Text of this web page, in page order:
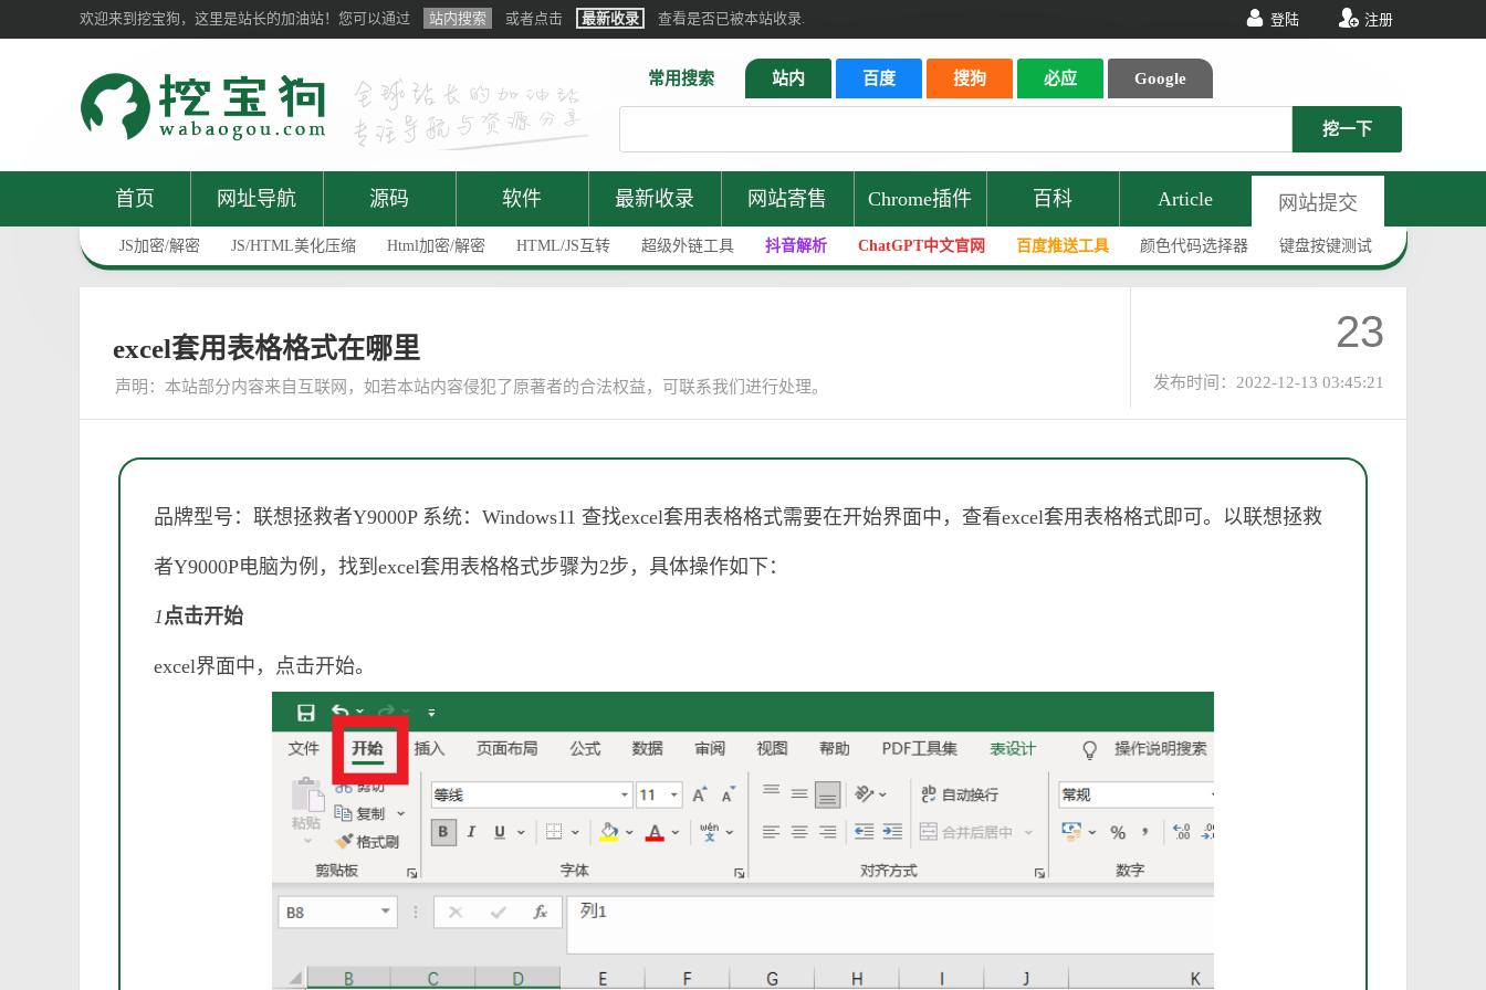
欢迎来到挖宝狗，这里是站长的加油站！您可以通过 站内搜索 或者点击 最新收录 查看是否已被本站收录. 登陆 注册
常用搜索 站内 百度 搜狗 必应 Google
挖一下
首页 网址导航 源码 软件 最新收录 网站寄售 Chrome插件 百科 Article 网站提交
JS加密/解密 JS/HTML美化压缩 Html加密/解密 HTML/JS互转 超级外链工具 抖音解析 ChatGPT中文官网 百度推送工具 颜色代码选择器 键盘按键测试
excel套用表格格式在哪里
声明： 本站部分内容来自互联网，如若本站内容侵犯了原著者的合法权益，可联系我们进行处理。
23
发布时间：2022-12-13 03:45:21
品牌型号：联想拯救者Y9000P 系统：Windows11 查找excel套用表格格式需要在开始界面中，查看excel套用表格格式即可。以联想拯救
者Y9000P电脑为例，找到excel套用表格格式步骤为2步，具体操作如下：
1点击开始
excel界面中，点击开始。